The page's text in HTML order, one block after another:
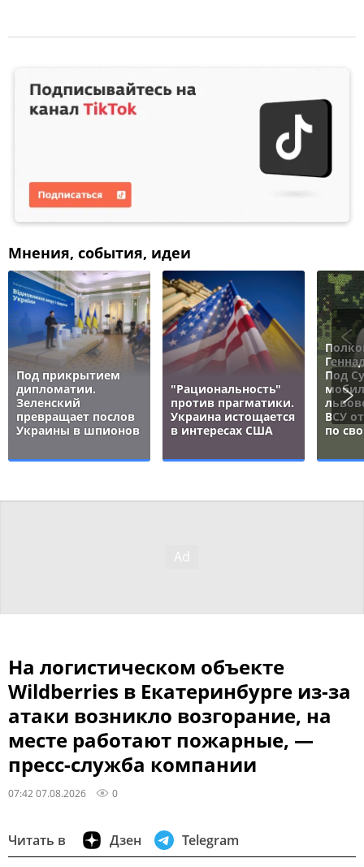
Мнения, события, идеи
Под прикрытием
дипломатии.
Зеленский
превращает послов
Украины в шпионов
"Рациональность"
против прагматики.
Украина истощается
в интересах США
Под
ВСУ
по
На логистическом объекте
Wildberries в Екатеринбурге из-за
атаки возникло возгорание, на
месте работают пожарные, —
пресс-служба компании
07:42 07.08.2026 0
Читать в Дзен Telegram